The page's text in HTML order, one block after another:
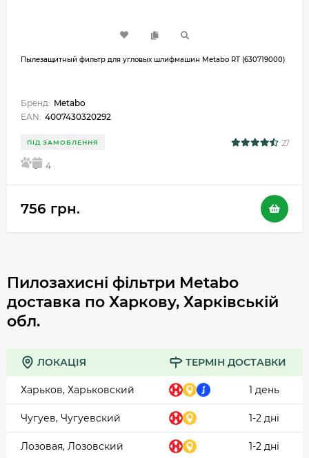
Пылезащитный фильтр для угловых шлифмашин Metabo RT (630719000)
Бренд: Metabo
EAN: 4007430320292
ПІД ЗАМОВЛЕННЯ 27
5 4
756 грн.
Пилозахисні фільтри Metabo
доставка по Харкову, Харківській
обл.
ЛОКАЦІЯ ТЕРМІН ДОСТАВКИ
Харьков, Харьковский 1 день
Чугуев, Чугуевский 1-2 дні
Лозовая, Лозовский 1-2 дні